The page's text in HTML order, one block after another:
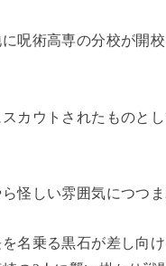
呪術高専の分校が開
カウトされたものと
怪しい雰囲気につつま
名乗る黒石が差し向